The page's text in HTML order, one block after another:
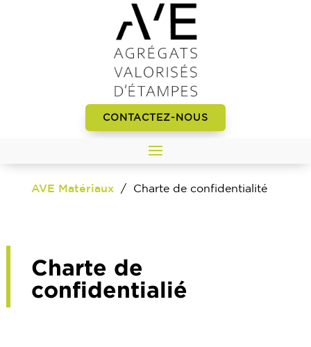
CONTACTEZ-NOUS
AVE Matériaux/ Charte de confidentialité
Charte de
confidentialié